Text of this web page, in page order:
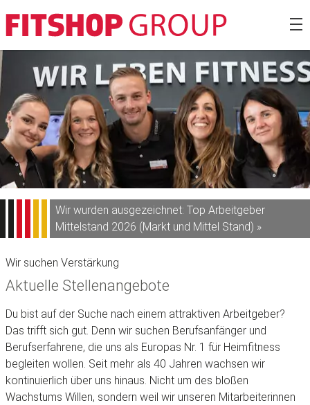
Zum
Inhalt
springen
Fitshop
Wir wurden ausgezeichnet: Top Arbeitgeber
Mittelstand 2026 (Markt und Mittel Stand) »
Wir suchen Verstärkung
Aktuelle Stellenangebote
Du bist auf der Suche nach einem attraktiven Arbeitgeber?
Das trifft sich gut. Denn wir suchen Berufsanfänger und
Berufserfahrene, die uns als Europas Nr. 1 für Heimfitness
begleiten wollen. Seit mehr als 40 Jahren wachsen wir
kontinuierlich über uns hinaus. Nicht um des bloßen
Wachstums Willen, sondern weil wir unseren Mitarbeiterinnen